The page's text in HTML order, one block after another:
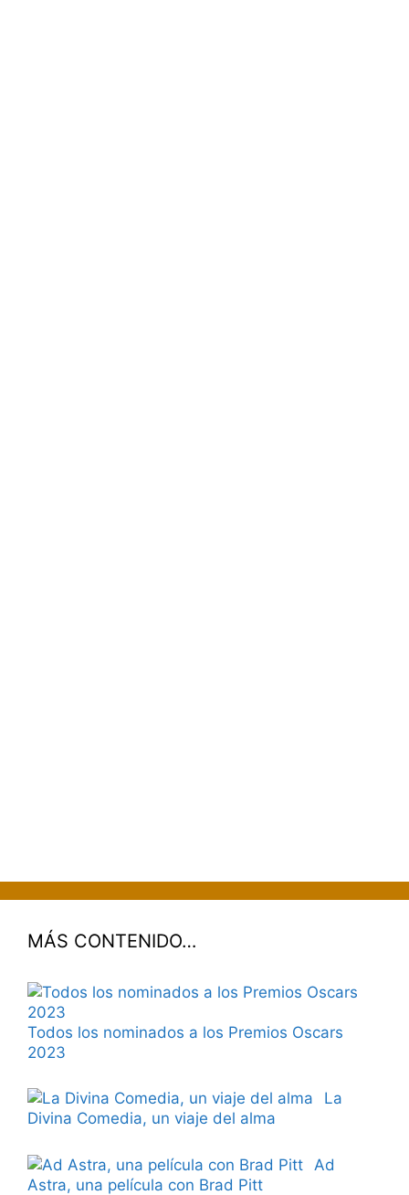
MÁS CONTENIDO…
Todos los nominados a los Premios Oscars
2023
La
Divina Comedia, un viaje del alma
Ad
Astra, una película con Brad Pitt